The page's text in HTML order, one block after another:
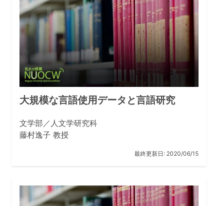
大規模な言語使用データと言語研究
文学部／人文学研究科
藤村逸子 教授
最終更新日: 2020/06/15